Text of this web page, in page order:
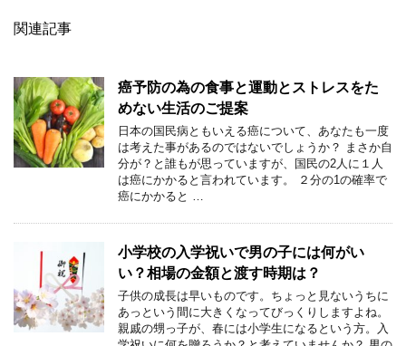
関連記事
癌予防の為の食事と運動とストレスをた
めない生活のご提案
日本の国民病ともいえる癌について、あなたも一度
は考えた事があるのではないでしょうか？ まさか自
分が？と誰もが思っていますが、国民の2人に１人
は癌にかかると言われています。 ２分の1の確率で
癌にかかると …
小学校の入学祝いで男の子には何がい
い？相場の金額と渡す時期は？
子供の成長は早いものです。ちょっと見ないうちに
あっという間に大きくなってびっくりしますよね。
親戚の甥っ子が、春には小学生になるという方。入